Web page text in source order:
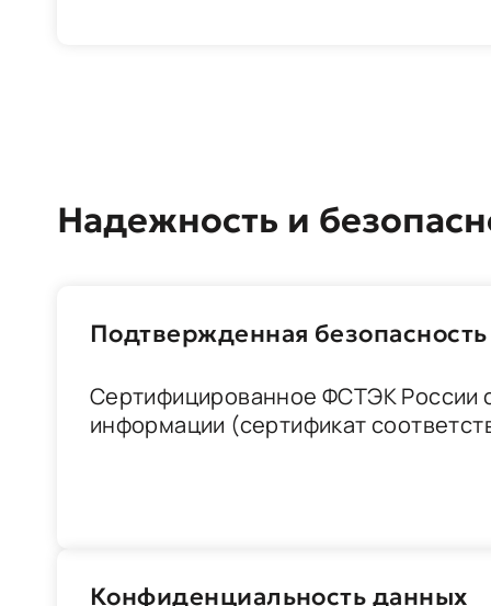
Надежность и
Подтвержденная безопасность
Сертифицированное ФСТЭК России
информации (сертификат
Конфиденциальность данных